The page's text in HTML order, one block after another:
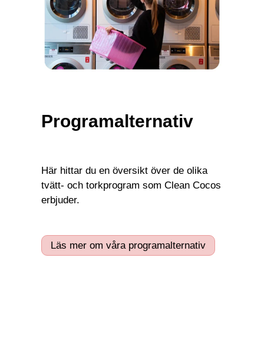
Programalternativ
Här hittar du en översikt över de olika
tvätt- och torkprogram som Clean Cocos
erbjuder.
Läs mer om våra programalternativ